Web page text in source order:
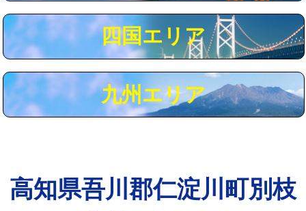
※給水管工事は20mmまでの価格です。
四国エリア
九州エリア
高知県吾川郡仁淀川町別枝